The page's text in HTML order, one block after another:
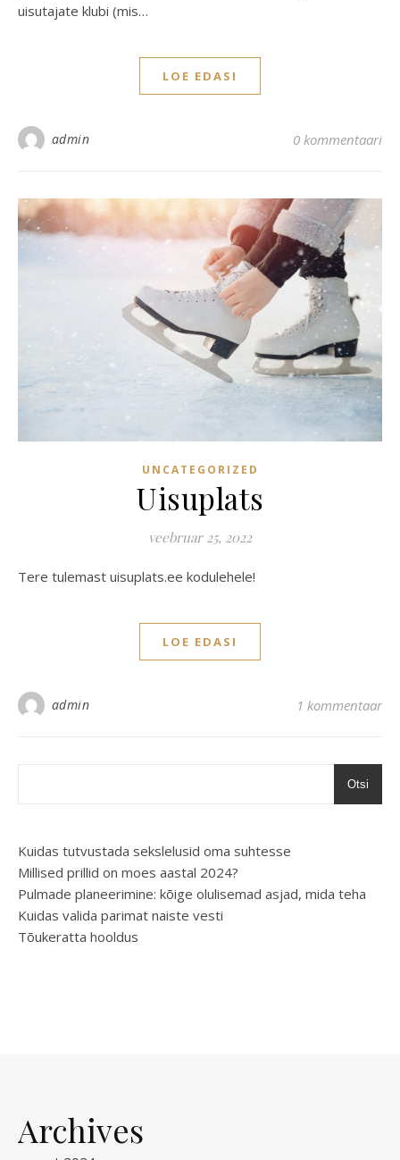
uisutajate klubi (mis…
LOE EDASI
admin 0 kommentaari
UNCATEGORIZED
Uisuplats
veebruar 25, 2022
Tere tulemast uisuplats.ee kodulehele!
LOE EDASI
admin 1 kommentaar
Otsi
Kuidas tutvustada sekslelusid oma suhtesse
Millised prillid on moes aastal 2024?
Pulmade planeerimine: kõige olulisemad asjad, mida teha
Kuidas valida parimat naiste vesti
Tõukeratta hooldus
Archives